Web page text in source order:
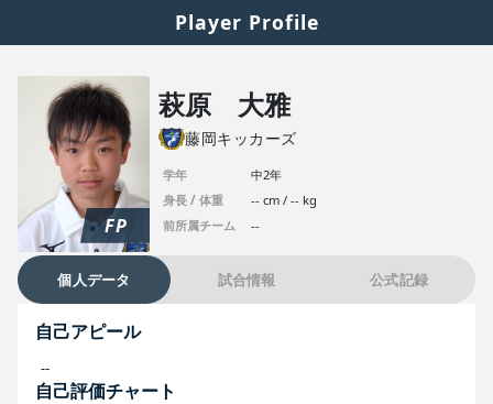
Player Profile
FP
萩原 大雅
藤岡キッカーズ
学年
中2年
身長 / 体重
-- cm / -- kg
前所属チーム
--
個人データ 試合情報 公式記録
自己アピール
--
自己評価チャート